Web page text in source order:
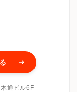
通ビル6F